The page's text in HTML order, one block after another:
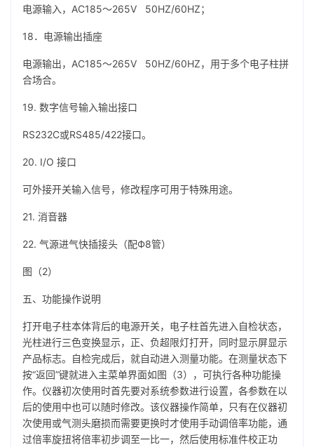
电源输入，AC185～265V 50HZ/60HZ；
18．电源输出插座
电源输出，AC185～265V 50HZ/60HZ，用于多个电子柱拼
合场合。
19. 数字信号输入输出接口
RS232C或RS485/422接口。
20. I/O 接口
可外接开关输入信号，修改程序可用于特殊用途。
21. 消音器
22. 气源进气快插接头（配Ф8管）
图（2）
五、功能操作说明
打开电子柱本体背后的电源开关，电子柱首先进入自检状态，
光柱进行三色变换显示，正、负超限灯打开，同时显示屏显示
产品标志。自检完成后，就自动进入测量功能。在测量状态下
按“返回”键就进入主菜单界面如图（3），可执行各种功能操
作。仪器初次使用时首先要对系统参数进行设置，各参数在以
后的使用中也可以随时修改。该仪器操作简单，只有在仪器初
次使用或气测头磨损而需要更换时才使用手动调倍率功能，通
过倍率旋扭将倍率初步调至一比一，然后使用标准件校正功